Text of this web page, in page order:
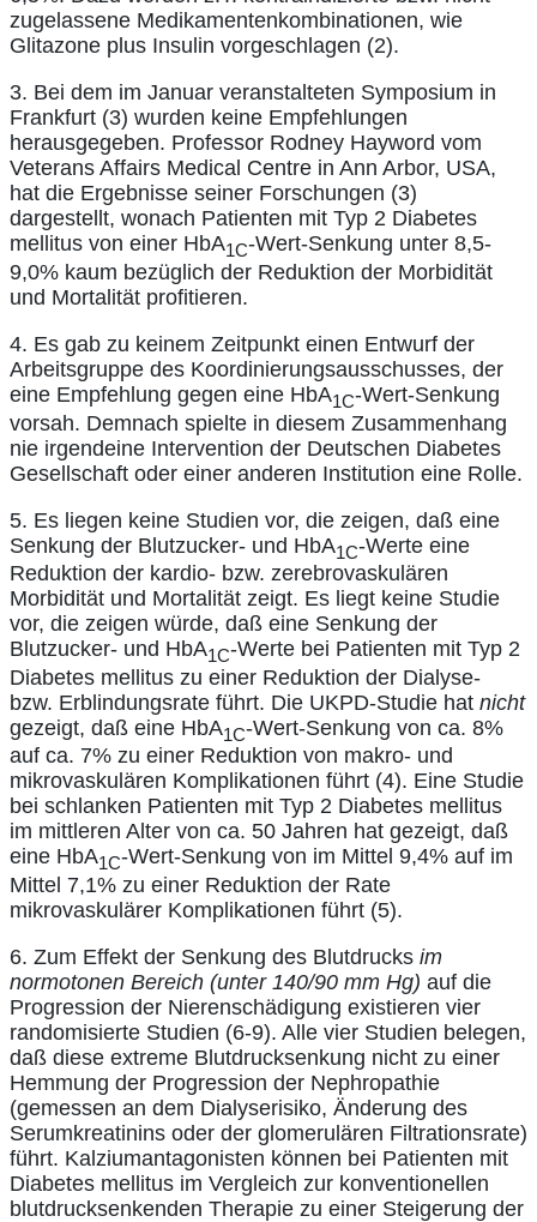
zugelassene Medikamentenkombinationen, wie
Glitazone plus Insulin vorgeschlagen (2).
3. Bei dem im Januar veranstalteten Symposium in
Frankfurt (3) wurden keine Empfehlungen
herausgegeben. Professor Rodney Hayword vom
Veterans Affairs Medical Centre in Ann Arbor, USA,
hat die Ergebnisse seiner Forschungen (3)
dargestellt, wonach Patienten mit Typ 2 Diabetes
mellitus von einer HbA1C-Wert-Senkung unter 8,5-
9,0% kaum bezüglich der Reduktion der Morbidität
und Mortalität profitieren.
4. Es gab zu keinem Zeitpunkt einen Entwurf der
Arbeitsgruppe des Koordinierungsausschusses, der
eine Empfehlung gegen eine HbA1C-Wert-Senkung
vorsah. Demnach spielte in diesem Zusammenhang
nie irgendeine Intervention der Deutschen Diabetes
Gesellschaft oder einer anderen Institution eine Rolle.
5. Es liegen keine Studien vor, die zeigen, daß eine
Senkung der Blutzucker- und HbA1C-Werte eine
Reduktion der kardio- bzw. zerebrovaskulären
Morbidität und Mortalität zeigt. Es liegt keine Studie
vor, die zeigen würde, daß eine Senkung der
Blutzucker- und HbA1C-Werte bei Patienten mit Typ 2
Diabetes mellitus zu einer Reduktion der Dialyse-
bzw. Erblindungsrate führt. Die UKPD-Studie hat nicht
gezeigt, daß eine HbA1C-Wert-Senkung von ca. 8%
auf ca. 7% zu einer Reduktion von makro- und
mikrovaskulären Komplikationen führt (4). Eine Studie
bei schlanken Patienten mit Typ 2 Diabetes mellitus
im mittleren Alter von ca. 50 Jahren hat gezeigt, daß
eine HbA1C-Wert-Senkung von im Mittel 9,4% auf im
Mittel 7,1% zu einer Reduktion der Rate
mikrovaskulärer Komplikationen führt (5).
6. Zum Effekt der Senkung des Blutdrucks im
normotonen Bereich (unter 140/90 mm Hg) auf die
Progression der Nierenschädigung existieren vier
randomisierte Studien (6-9). Alle vier Studien belegen,
daß diese extreme Blutdrucksenkung nicht zu einer
Hemmung der Progression der Nephropathie
(gemessen an dem Dialyserisiko, Änderung des
Serumkreatinins oder der glomerulären Filtrationsrate)
führt. Kalziumantagonisten können bei Patienten mit
Diabetes mellitus im Vergleich zur konventionellen
blutdrucksenkenden Therapie zu einer Steigerung der